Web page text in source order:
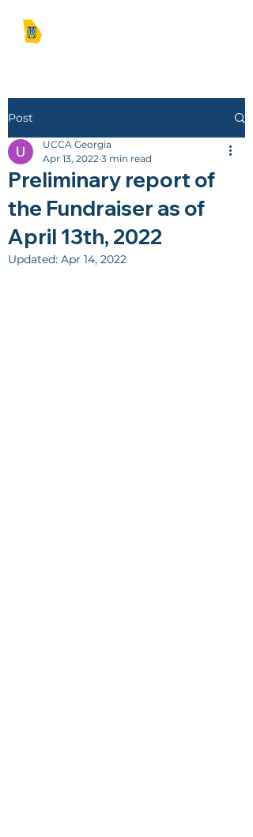
Post
Preliminary report of
the Fundraiser as of
April 13th, 2022
UCCA Georgia
Apr 13, 2022 3 min read
Updated: Apr 14, 2022